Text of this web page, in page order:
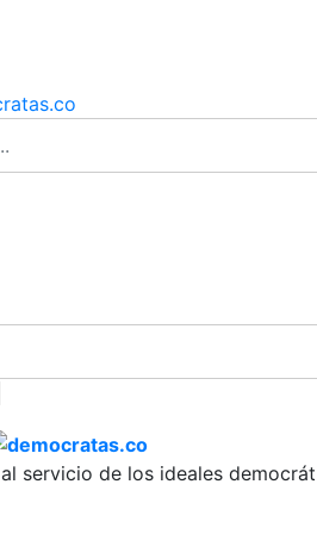
servicio de los ideales